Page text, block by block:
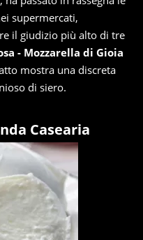
supermercati,
il giudizio più alto di tre
- Mozzarella di Gioia
mostra una discreta
di siero.
Casearia